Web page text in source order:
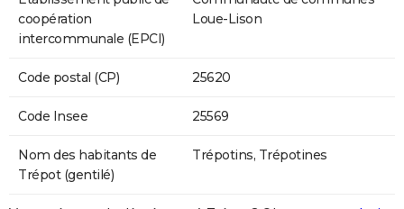
coopération
intercommunale (EPCI)
Loue-Lison
Code postal (CP) 25620
Code Insee 25569
Nom des habitants de
Trépot (gentilé)
Trépotins, Trépotines